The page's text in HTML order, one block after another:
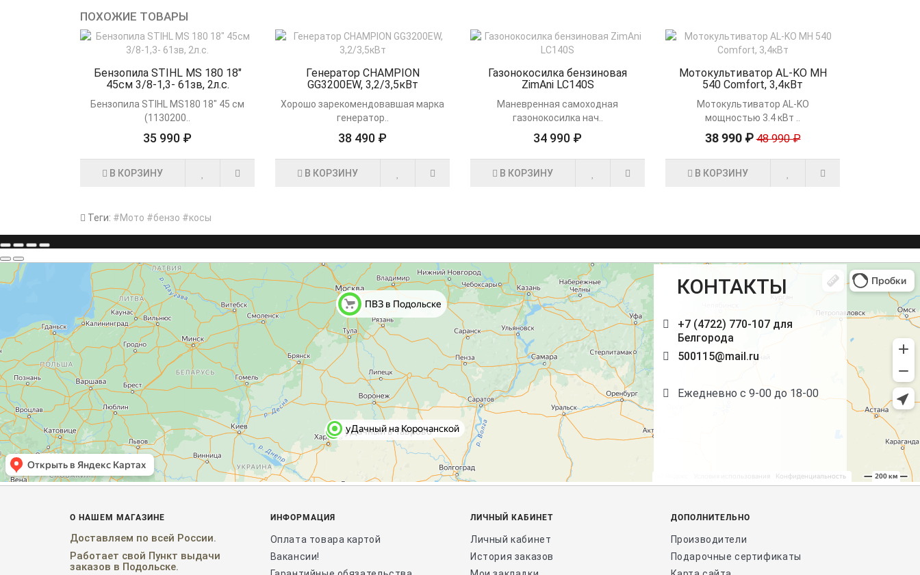
ПОХОЖИЕ ТОВАРЫ
Бензопила STIHL MS 180 18"
45см 3/8-1,3- 61зв, 2л.с.
Бензопила STIHL MS180 18" 45 см
(1130200..
35 990 ₽
В КОРЗИНУ
Генератор CHAMPION
GG3200EW, 3,2/3,5кВт
Хорошо зарекомендовавшая марка
генератор..
38 490 ₽
В КОРЗИНУ
Газонокосилка бензиновая
ZimAni LC140S
Маневренная самоходная
газонокосилка нач..
34 990 ₽
В КОРЗИНУ
Мотокультиватор AL-KO MH
540 Comfort, 3,4кВт
Мотокультиватор AL-KO
мощностью 3.4 кВт ..
38 990 ₽ 48 990 ₽
В КОРЗИНУ
Теги: #Мото #бензо #косы
КОНТАКТЫ
+7 (4722) 770-107 для
Белгорода
500115@mail.ru
Ежедневно с 9-00 до 18-00
О НАШЕМ МАГАЗИНЕ
Доставляем по всей России.
Работает свой Пункт выдачи
заказов в Подольске.
ИНФОРМАЦИЯ
Оплата товара картой
Вакансии!
ЛИЧНЫЙ КАБИНЕТ
Личный кабинет
История заказов
ДОПОЛНИТЕЛЬНО
Производители
Подарочные сертификаты